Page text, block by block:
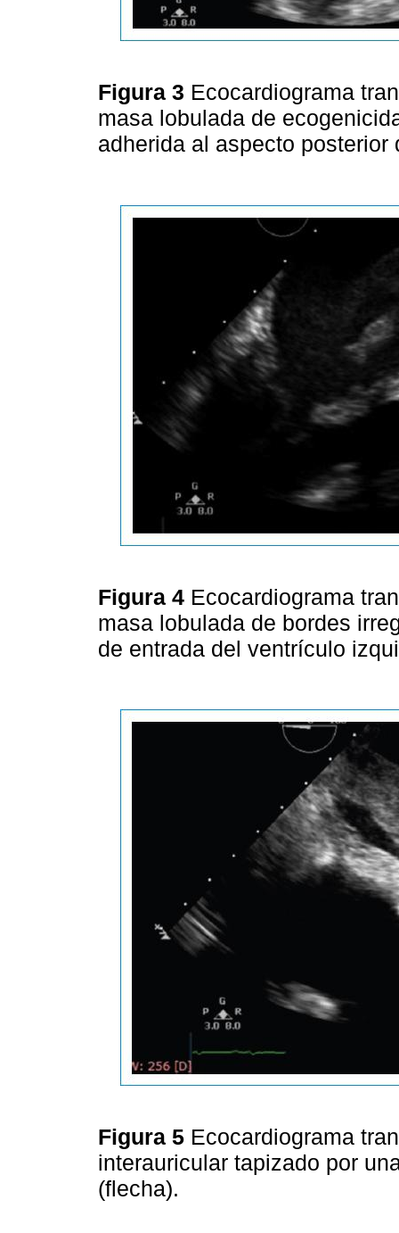
Figura 3 Ecocardiograma
masa lobulada de
adherida al aspecto
Figura 4 Ecocardiograma
masa lobulada de bordes
de entrada del ventrículo
Figura 5 Ecocardiograma
interauricular tapizado por
(flecha).